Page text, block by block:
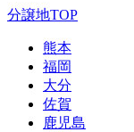
分譲地TOP
熊本
福岡
大分
佐賀
鹿児島